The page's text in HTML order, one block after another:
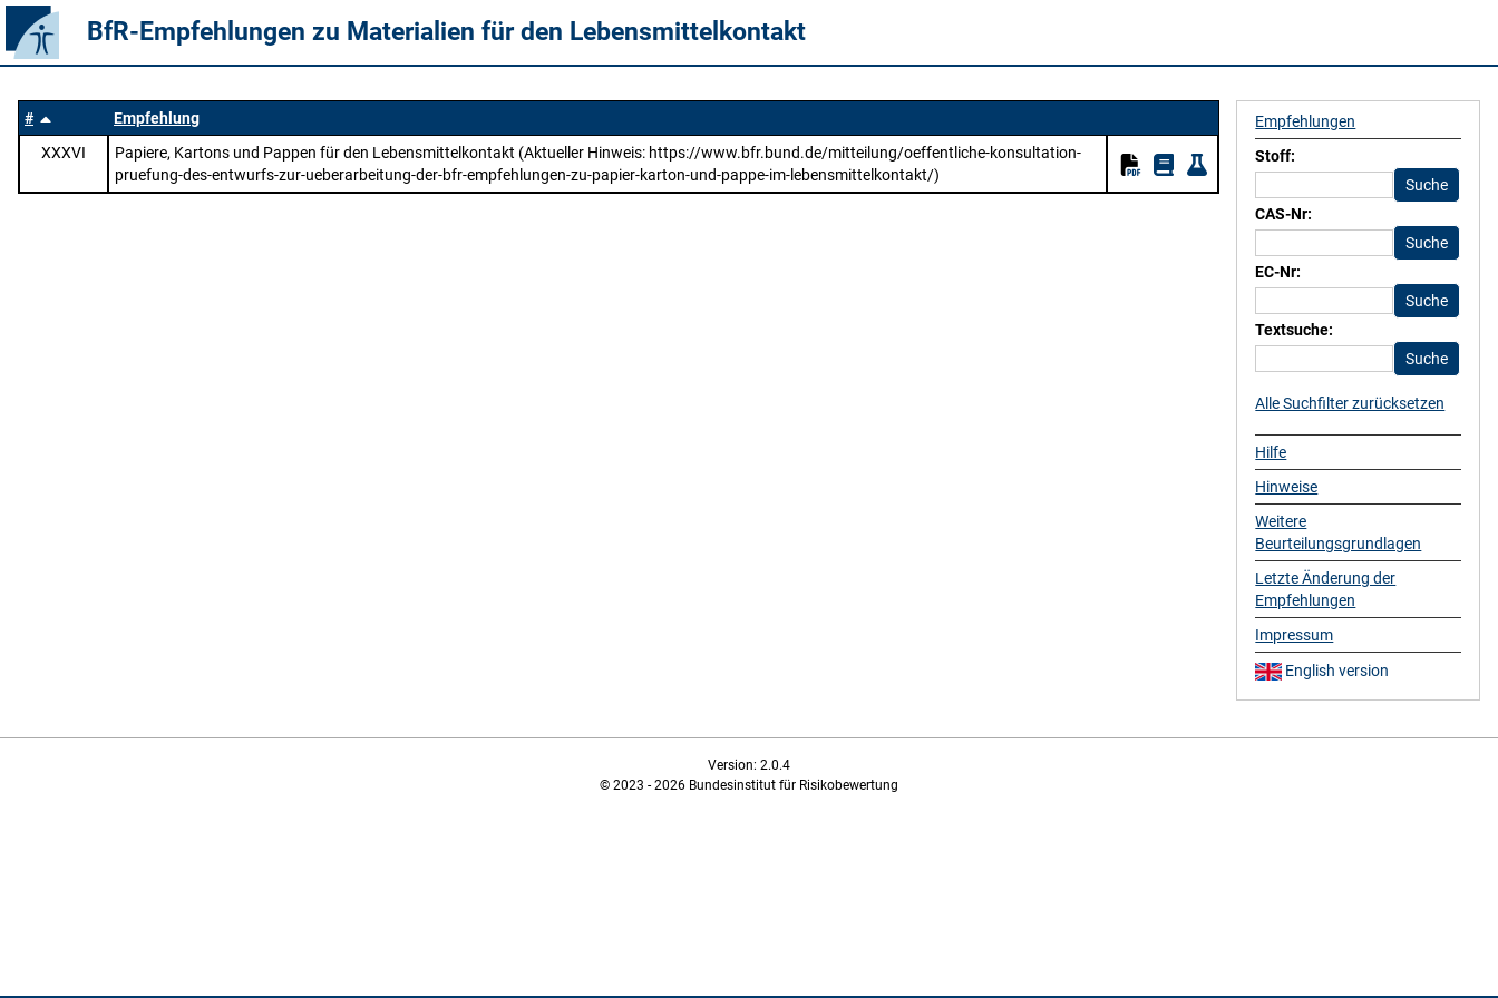
BfR-Empfehlungen zu Materialien für den Lebensmittelkontakt
#
Empfehlung
XXXVI
Papiere, Kartons und Pappen für den Lebensmittelkontakt (Aktueller Hinweis: https://www.bfr.bund.de/mitteilung/oeffentliche-konsultation-
pruefung-des-entwurfs-zur-ueberarbeitung-der-bfr-empfehlungen-zu-papier-karton-und-pappe-im-lebensmittelkontakt/)
Empfehlungen
Stoff:
CAS-Nr:
EC-Nr:
Textsuche:
Alle Suchfilter zurücksetzen
Hilfe
Hinweise
Weitere
Beurteilungsgrundlagen
Letzte Änderung der
Empfehlungen
Impressum
English version
Version: 2.0.4
© 2023 - 2026 Bundesinstitut für Risikobewertung